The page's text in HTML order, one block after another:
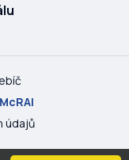
McRAI
údajů